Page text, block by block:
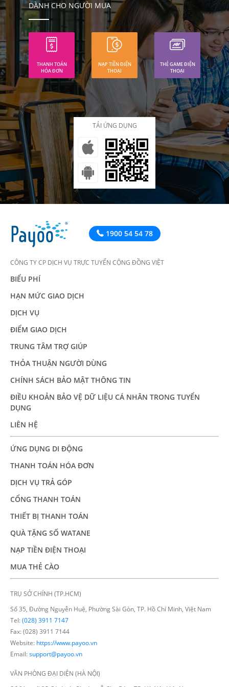
DÀNH CHO NGƯỜI MUA
THANH TOÁN
HÓA ĐƠN
NẠP TIỀN ĐIỆN
THOẠI
THẺ GAME ĐIỆN
THOẠI
TẢI ỨNG DỤNG
1900 54 54 78
CÔNG TY CP DỊCH VỤ TRỰC TUYẾN CỘNG ĐỒNG VIỆT
BIỂU PHÍ
HẠN MỨC GIAO DỊCH
DỊCH VỤ
ĐIỂM GIAO DỊCH
TRUNG TÂM TRỢ GIÚP
THỎA THUẬN NGƯỜI DÙNG
CHÍNH SÁCH BẢO MẬT THÔNG TIN
ĐIỀU KHOẢN BẢO VỆ DỮ LIỆU CÁ NHÂN TRONG TUYỂN
DỤNG
LIÊN HỆ
ỨNG DỤNG DI ĐỘNG
THANH TOÁN HÓA ĐƠN
DỊCH VỤ TRẢ GÓP
CỔNG THANH TOÁN
THIẾT BỊ THANH TOÁN
QUÀ TẶNG SỐ WATANE
NẠP TIỀN ĐIỆN THOẠI
MUA THẺ CÀO
TRỤ SỞ CHÍNH (TP.HCM)
Số 35, Đường Nguyễn Huệ, Phường Sài Gòn, TP. Hồ Chí Minh, Việt Nam
Tel:(028) 3911 7147
Fax: (028) 3911 7144
Website: https://www.payoo.vn
Email:support@payoo.vn
VĂN PHÒNG ĐẠI DIỆN (HÀ NỘI)